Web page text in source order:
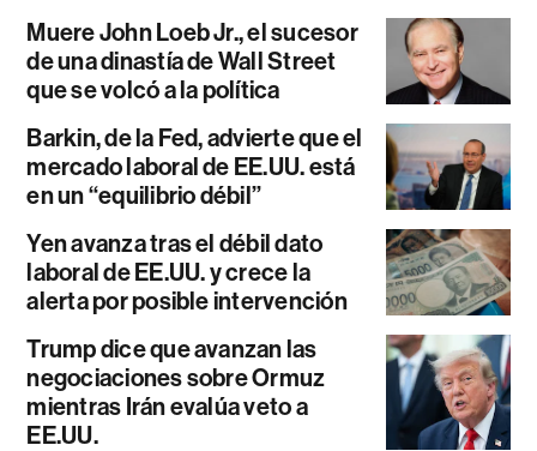
Muere John Loeb Jr., el sucesor
de una dinastía de Wall Street
que se volcó a la política
Barkin, de la Fed, advierte que el
mercado laboral de EE.UU. está
en un “equilibrio débil”
Yen avanza tras el débil dato
laboral de EE.UU. y crece la
alerta por posible intervención
Trump dice que avanzan las
negociaciones sobre Ormuz
mientras Irán evalúa veto a
EE.UU.